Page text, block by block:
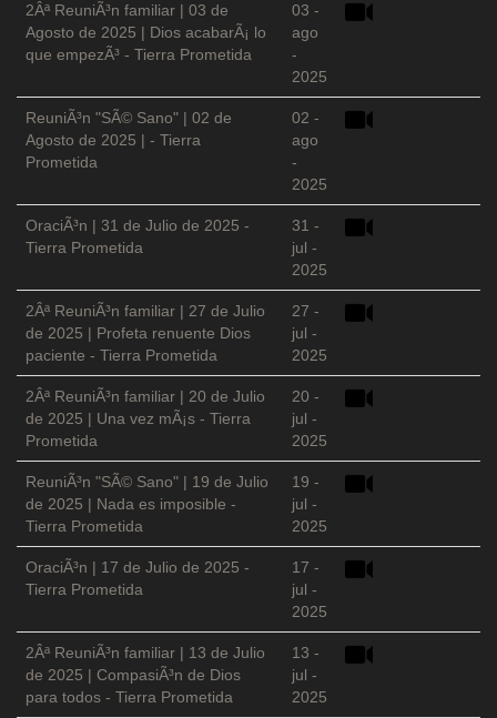
2Âª ReuniÃ³n familiar | 03 de
Agosto de 2025 | Dios acabarÃ¡ lo
que empezÃ³ - Tierra Prometida
03 -
ago
-
2025
ReuniÃ³n "SÃ© Sano" | 02 de
Agosto de 2025 | - Tierra
Prometida
02 -
ago
-
2025
OraciÃ³n | 31 de Julio de 2025 -
Tierra Prometida
31 -
jul -
2025
2Âª ReuniÃ³n familiar | 27 de Julio
de 2025 | Profeta renuente Dios
paciente - Tierra Prometida
27 -
jul -
2025
2Âª ReuniÃ³n familiar | 20 de Julio
de 2025 | Una vez mÃ¡s - Tierra
Prometida
20 -
jul -
2025
ReuniÃ³n "SÃ© Sano" | 19 de Julio
de 2025 | Nada es imposible -
Tierra Prometida
19 -
jul -
2025
OraciÃ³n | 17 de Julio de 2025 -
Tierra Prometida
17 -
jul -
2025
2Âª ReuniÃ³n familiar | 13 de Julio
de 2025 | CompasiÃ³n de Dios
para todos - Tierra Prometida
13 -
jul -
2025